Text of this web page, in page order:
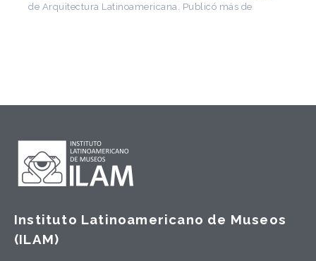
de Arquitectura Latinoamericana. Publicó más de
Instituto Latinoamericano de Museos
(ILAM)